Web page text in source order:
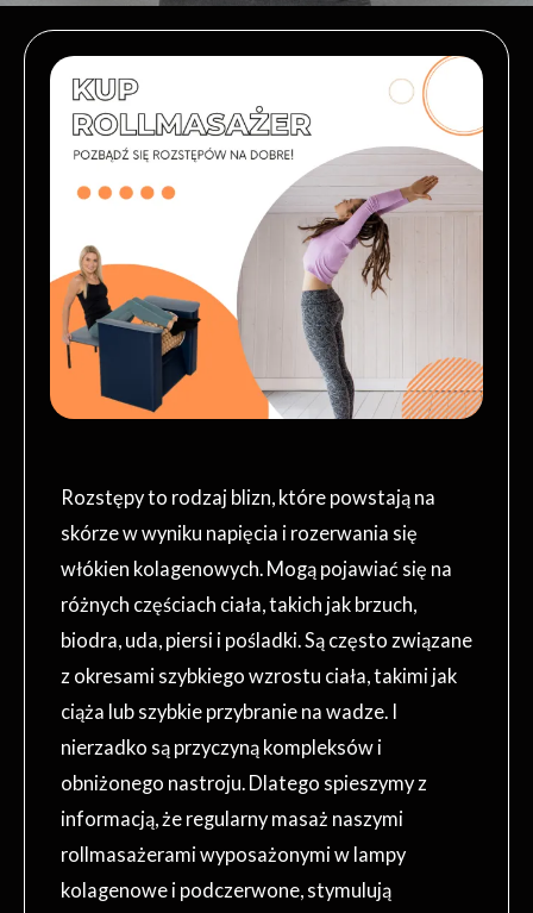
Rozstępy to rodzaj blizn, które powstają na
skórze w wyniku napięcia i rozerwania się
włókien kolagenowych. Mogą pojawiać się na
różnych częściach ciała, takich jak brzuch,
biodra, uda, piersi i pośladki. Są często związane
z okresami szybkiego wzrostu ciała, takimi jak
ciąża lub szybkie przybranie na wadze. I
nierzadko są przyczyną kompleksów i
obniżonego nastroju. Dlatego spieszymy z
informacją, że regularny masaż naszymi
rollmasażerami wyposażonymi w lampy
kolagenowe i podczerwone, stymulują